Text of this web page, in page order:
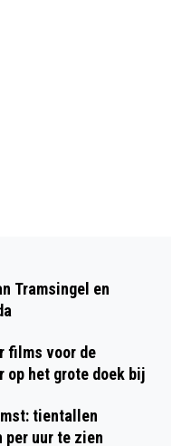
DOE JIJ
VAN
JONGE
VAKER
Tramsingel en
films voor de
op het grote doek bij
tientallen
uur te zien